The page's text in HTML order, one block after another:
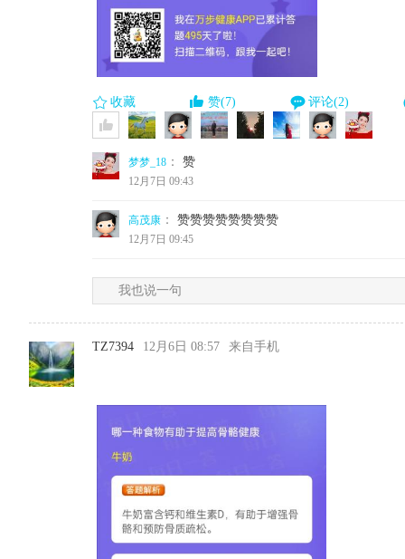
收藏 赞(7) 评论(2)
梦梦_18 ： 赞
12月7日 09:43
高茂康 ： 赞赞赞赞赞赞赞赞
12月7日 09:45
我也说一句
TZ7394 12月6日 08:57 来自手机